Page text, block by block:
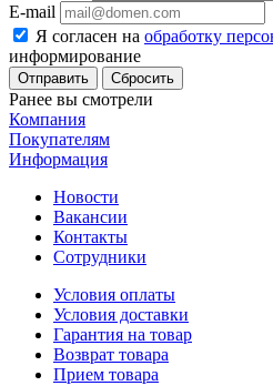
E-mail
Я согласен на обработку
информирование
Сбросить
Ранее вы смотрели
Компания
Покупателям
Информация
Новости
Вакансии
Контакты
Сотрудники
Условия оплаты
Условия доставки
Гарантия на товар
Возврат товара
Прием товара